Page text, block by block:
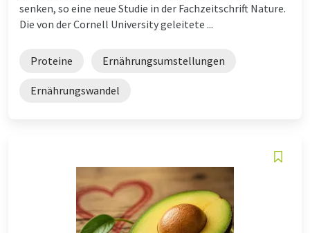
senken, so eine neue Studie in der Fachzeitschrift Nature.
Die von der Cornell University geleitete ...
Proteine Ernährungsumstellungen
Ernährungswandel